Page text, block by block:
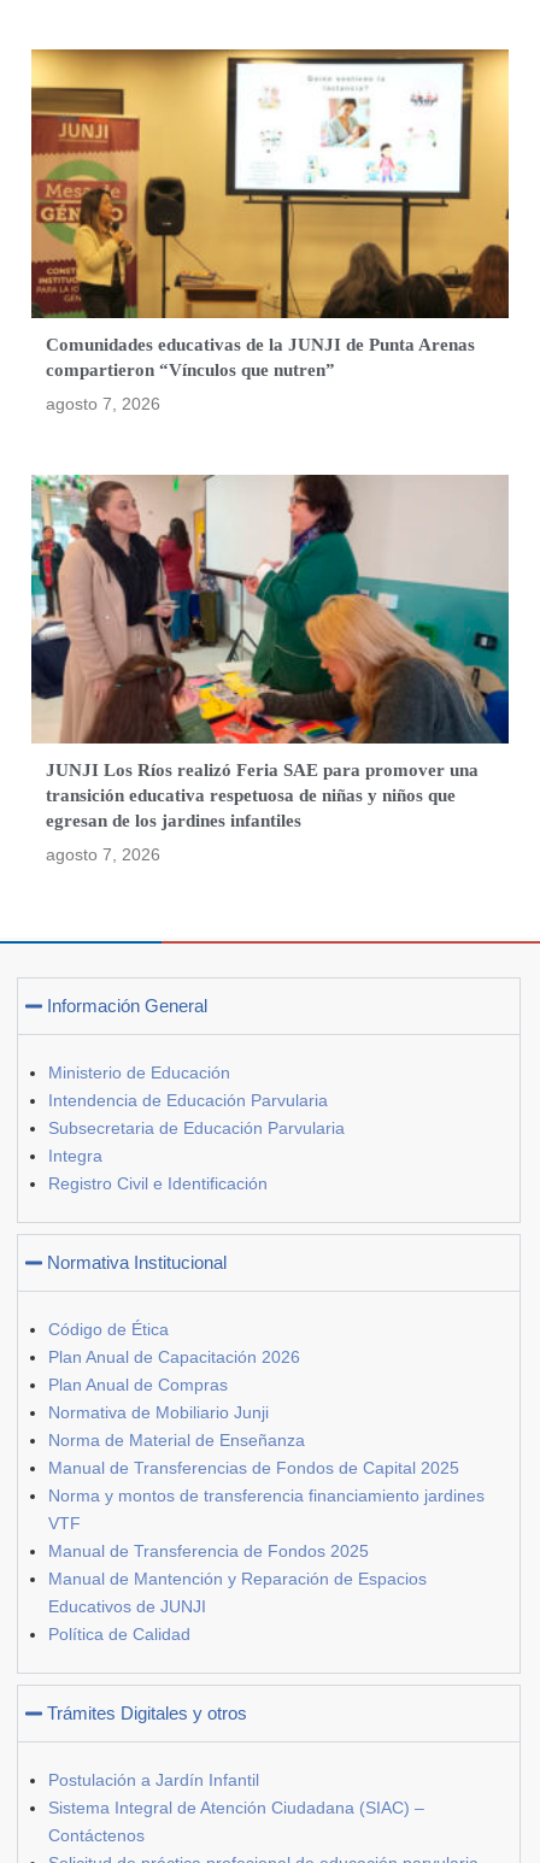
Comunidades educativas de la JUNJI de Punta Arenas
compartieron “Vínculos que nutren”
agosto 7, 2026
JUNJI Los Ríos realizó Feria SAE para promover una
transición educativa respetuosa de niñas y niños que
egresan de los jardines infantiles
agosto 7, 2026
Información General
Ministerio de Educación
Intendencia de Educación Parvularia
Subsecretaria de Educación Parvularia
Integra
Registro Civil e Identificación
Normativa Institucional
Código de Ética
Plan Anual de Capacitación 2026
Plan Anual de Compras
Normativa de Mobiliario Junji
Norma de Material de Enseñanza
Manual de Transferencias de Fondos de Capital 2025
Norma y montos de transferencia financiamiento jardines
VTF
Manual de Transferencia de Fondos 2025
Manual de Mantención y Reparación de Espacios
Educativos de JUNJI
Política de Calidad
Trámites Digitales y otros
Postulación a Jardín Infantil
Sistema Integral de Atención Ciudadana (SIAC) –
Contáctenos